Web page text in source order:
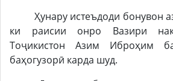
Ҳунару истеъдоди бонувон
ки раисии онро Вазири
Тоҷикистон Азим Иброҳим
баҳогузорӣ карда шуд.